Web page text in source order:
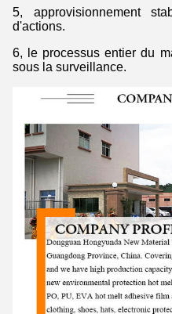
5, approvisionnement
d'actions.
6, le processus entier du
sous la surveillance.